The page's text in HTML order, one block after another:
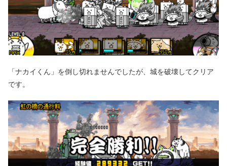
「ナカイくん」を倒し切れませんでしたが、城を破壊してクリア
です。